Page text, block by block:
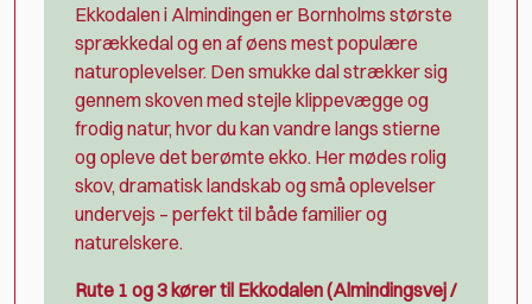
Ekkodalen i Almindingen er Bornholms største
sprækkedal og en af øens mest populære
naturoplevelser. Den smukke dal strækker sig
gennem skoven med stejle klippevægge og
frodig natur, hvor du kan vandre langs stierne
og opleve det berømte ekko. Her mødes rolig
skov, dramatisk landskab og små oplevelser
undervejs – perfekt til både familier og
naturelskere.
Rute 1 og 3 kører til Ekkodalen (Almindingsvej /